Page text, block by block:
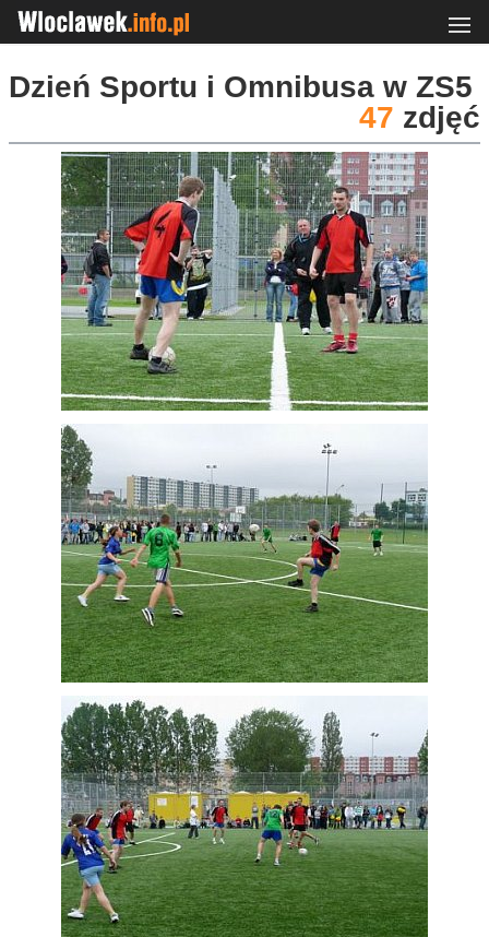
Dzień Sportu i Omnibusa w ZS5
47 zdjęć